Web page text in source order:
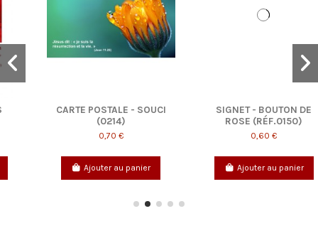
SIGNET - BOUTON DE
ROSE (RÉF.0150)
0,60 €
Ajouter au panier
BROCHURE PAROLE
TOUS 2023
11,00 €
Ajouter au